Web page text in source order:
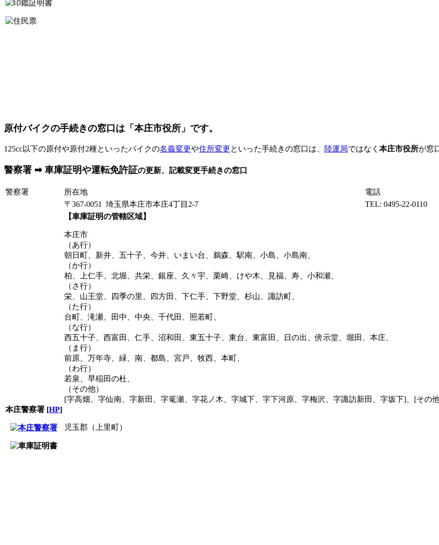
原付バイクの手続きの窓口は「本庄市役所」です。
125cc以下の原付や原付2種といったバイクの名義変更や住所変更といった手続きの窓口は、 陸運局ではなく 本庄市役所が窓
警察署 ➡ 車庫証明や運転免許証の更新、記載変更手続きの窓口
警察署 所在地 電話
本庄警察署 [HP]
〒367-0051 埼玉県本庄市本庄4丁目2-7
TEL: 0495-22-0110
【車庫証明の管轄区域】
本庄市
（あ行）
朝日町、新井、五十子、今井、いまい台、鵜森、駅南、小島、小島南、
（か行）
柏、上仁手、北堀、共栄、銀座、久々宇、栗崎、けや木、見福、寿、小和瀬、
（さ行）
栄、山王堂、四季の里、四方田、下仁手、下野堂、杉山、諏訪町、
（た行）
台町、滝瀬、田中、中央、千代田、照若町、
（な行）
西五十子、西富田、仁手、沼和田、東五十子、東台、東富田、日の出、傍示堂、堀田、本庄、
（ま行）
前原、万年寺、緑、南、都島、宮戸、牧西、本町、
（わ行）
若泉、早稲田の杜、
（その他）
[字高畑、字仙南、字新田、字篭瀬、字花ノ木、字城下、字下河原、字梅沢、字諏訪新田、字坂下]、[その
児玉郡（上里町）